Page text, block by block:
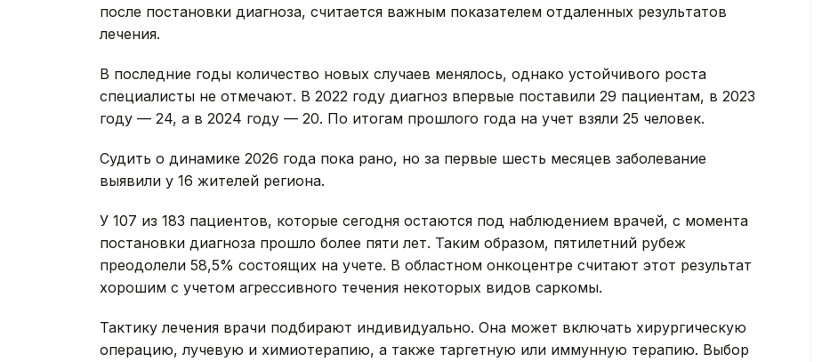
после постановки диагноза, считается важным показателем отдаленных результатов
лечения.
В последние годы количество новых случаев менялось, однако устойчивого роста
специалисты не отмечают. В 2022 году диагноз впервые поставили 29 пациентам, в 2023
году — 24, а в 2024 году — 20. По итогам прошлого года на учет взяли 25 человек.
Судить о динамике 2026 года пока рано, но за первые шесть месяцев заболевание
выявили у 16 жителей региона.
У 107 из 183 пациентов, которые сегодня остаются под наблюдением врачей, с момента
постановки диагноза прошло более пяти лет. Таким образом, пятилетний рубеж
преодолели 58,5% состоящих на учете. В областном онкоцентре считают этот результат
хорошим с учетом агрессивного течения некоторых видов саркомы.
Тактику лечения врачи подбирают индивидуально. Она может включать хирургическую
операцию, лучевую и химиотерапию, а также таргетную или иммунную терапию. Выбор